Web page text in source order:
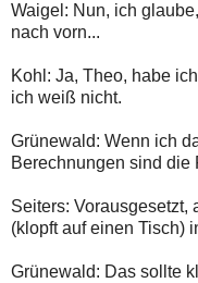
Waigel: Nun, ich
nach vorn...
Kohl: Ja, Theo, habe
ich weiß nicht.
Grünewald: Wenn ich
Berechnungen sind die
Seiters: Vorausgesetzt,
(klopft auf einen Tisch)
Grünewald: Das sollte